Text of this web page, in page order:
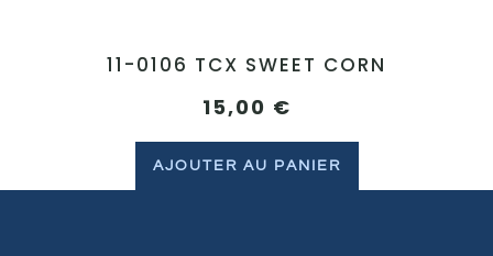
11-0106 TCX SWEET CORN
15,00 €
AJOUTER AU PANIER